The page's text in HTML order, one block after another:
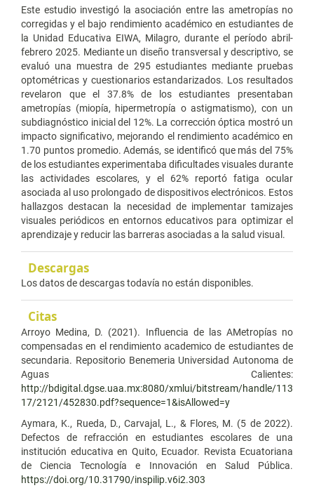
Este estudio investigó la asociación entre las ametropías no
corregidas y el bajo rendimiento académico en estudiantes de
la Unidad Educativa EIWA, Milagro, durante el período abril-
febrero 2025. Mediante un diseño transversal y descriptivo, se
evaluó una muestra de 295 estudiantes mediante pruebas
optométricas y cuestionarios estandarizados. Los resultados
revelaron que el 37.8% de los estudiantes presentaban
ametropías (miopía, hipermetropía o astigmatismo), con un
subdiagnóstico inicial del 12%. La corrección óptica mostró un
impacto significativo, mejorando el rendimiento académico en
1.70 puntos promedio. Además, se identificó que más del 75%
de los estudiantes experimentaba dificultades visuales durante
las actividades escolares, y el 62% reportó fatiga ocular
asociada al uso prolongado de dispositivos electrónicos. Estos
hallazgos destacan la necesidad de implementar tamizajes
visuales periódicos en entornos educativos para optimizar el
aprendizaje y reducir las barreras asociadas a la salud visual.
Descargas
Los datos de descargas todavía no están disponibles.
Citas
Arroyo Medina, D. (2021). Influencia de las AMetropías no
compensadas en el rendimiento academico de estudiantes de
secundaria. Repositorio Benemeria Universidad Autonoma de
Aguas Calientes:
http://bdigital.dgse.uaa.mx:8080/xmlui/bitstream/handle/113
17/2121/452830.pdf?sequence=1&isAllowed=y
Aymara, K., Rueda, D., Carvajal, L., & Flores, M. (5 de 2022).
Defectos de refracción en estudiantes escolares de una
institución educativa en Quito, Ecuador. Revista Ecuatoriana
de Ciencia Tecnología e Innovación en Salud Pública.
https://doi.org/10.31790/inspilip.v6i2.303